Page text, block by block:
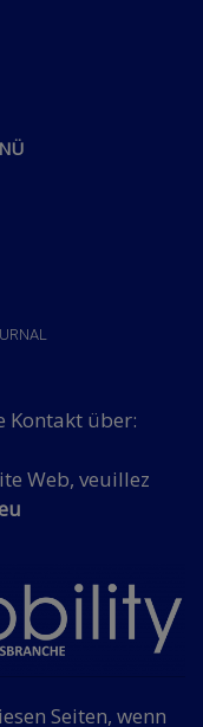
Kontakt über:
Web, veuillez
Seiten, wenn